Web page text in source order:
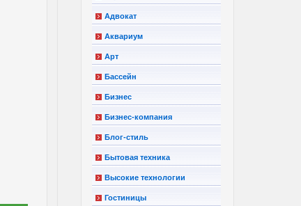
Адвокат
Аквариум
Арт
Бассейн
Бизнес
Бизнес-компания
Блог-стиль
Бытовая техника
Высокие технологии
Гостиницы